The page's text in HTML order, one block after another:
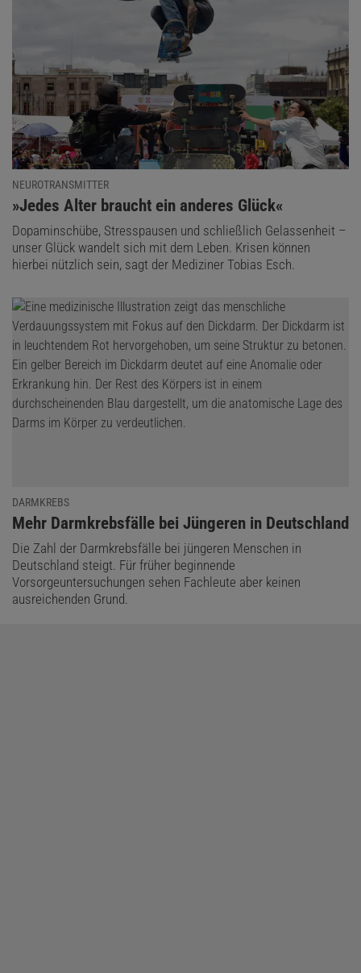
NEUROTRANSMITTER
:
»Jedes Alter braucht ein anderes Glück«
Dopaminschübe, Stresspausen und schließlich Gelassenheit –
unser Glück wandelt sich mit dem Leben. Krisen können
hierbei nützlich sein, sagt der Mediziner Tobias Esch.
DARMKREBS
:
Mehr Darmkrebsfälle bei Jüngeren in Deutschland
Die Zahl der Darmkrebsfälle bei jüngeren Menschen in
Deutschland steigt. Für früher beginnende
Vorsorgeuntersuchungen sehen Fachleute aber keinen
ausreichenden Grund.